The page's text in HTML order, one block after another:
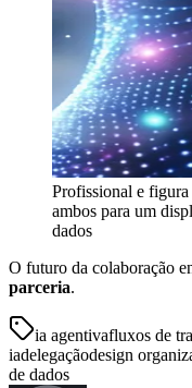
Profissional e
ambos para um
dados
O futuro da colaboração
parceria.
ia agentivafluxos de
iadelegaçãodesign
de dados